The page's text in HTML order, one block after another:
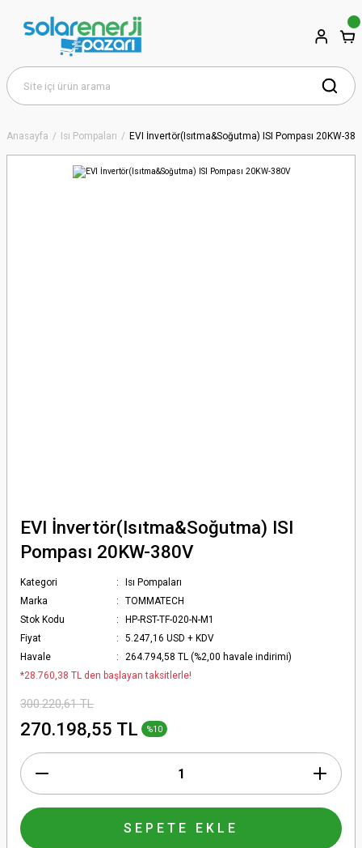
Anasayfa Isı Pompaları EVI İnvertör(Isıtma&Soğutma) ISI Pompası 20KW-
EVI İnvertör(Isıtma&Soğutma) ISI
Pompası 20KW-380V
Kategori
Isı Pompaları
Marka
TOMMATECH
Stok Kodu
HP-RST-TF-020-N-M1
Fiyat
5.247,16 USD + KDV
Havale
264.794,58 TL (%2,00 havale indirimi)
*28.760,38 TL den başlayan taksitlerle!
300.220,61 TL
270.198,55 TL %10
SEPETE EKLE